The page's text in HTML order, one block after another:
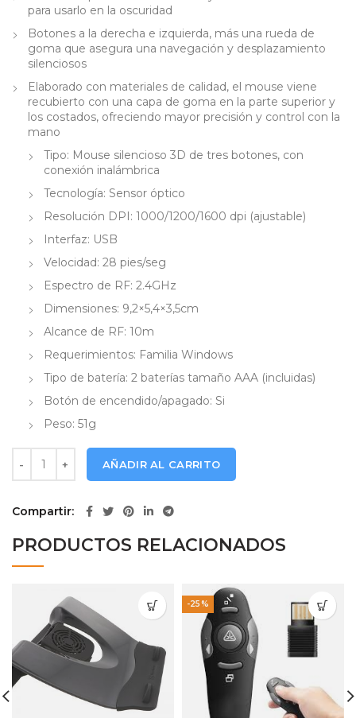
para usarlo en la oscuridad
Botones a la derecha e izquierda, más una rueda de
goma que asegura una navegación y desplazamiento
silenciosos
Elaborado con materiales de calidad, el mouse viene
recubierto con una capa de goma en la parte superior y
los costados, ofreciendo mayor precisión y control con la
mano
Tipo: Mouse silencioso 3D de tres botones, con
conexión inalámbrica
Tecnología: Sensor óptico
Resolución DPI: 1000/1200/1600 dpi (ajustable)
Interfaz: USB
Velocidad: 28 pies/seg
Espectro de RF: 2.4GHz
Dimensiones: 9,2×5,4×3,5cm
Alcance de RF: 10m
Requerimientos: Familia Windows
Tipo de batería: 2 baterías tamaño AAA (incluidas)
Botón de encendido/apagado: Si
Peso: 51g
Mouse Inalambrico Klip Xtreme GhosTouch KMW-400BL
AÑADIR AL CARRITO
Compartir
PRODUCTOS RELACIONADOS
-25%